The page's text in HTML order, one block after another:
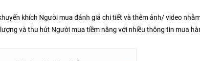
khích Người mua đánh giá chi tiết và thêm ảnh/ video
và thu hút Người mua tiềm năng với nhiều thông tin mua